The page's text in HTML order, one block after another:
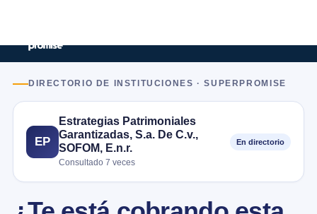
DIRECTORIO DE INSTITUCIONES · SUPERPROMISE
EP
Estrategias Patrimoniales
Garantizadas, S.a. De C.v.,
SOFOM, E.n.r.
Consultado 7 veces
En directorio